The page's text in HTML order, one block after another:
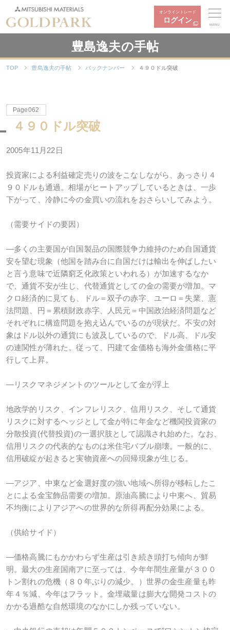
オンライントレード
ログイン
MENU
豊島逸夫の手帖
TOP 豊島逸夫の手帖 バックナンバー ４９０ドル突破
Page062
４９０ドル突破
2005年11月22日
投資家による利益確定売りの波をこなしながら、あっさり４
９０ドルも通過。相場がヒートアップしているときは、一歩
下がって、冷静に今の金買いの流れをおさらいしてみよう。
（需要サイドの要因）
―多くの主要国が自国製品の国際競争力維持のため自国通貨
安を望む現象（他国を踏み台に自国だけは輸出を伸ばしたい
と言う意味で近隣窮乏化政策といわれる）が加速するなか
で、通貨不安が生じ、代替通貨としての金の需要が増加。マ
クロ経済的に見ても、ドル＝双子の赤字、ユーロ＝失業、憲
法問題、円＝累積財政赤字、人民元＝中国政治経済問題など
それぞれに構造問題を抱え込んでいるのが現状だ。不安の対
象はドル以外の通貨にも波及しているので、ドル高、ドル安
の連関性が薄れた。従って、円建て金価格も海外金価格に平
行して上昇。
―リスクマネジメントのツールとして金が浮上
地政学的リスク、インフレリスク、信用リスク、そして通貨
リスクに対するヘッジとして金が特に年金など機関投資家の
分散投資(代替投資)の一選択肢として認識され始めた。なお、
信用リスクの代表的なものは米住宅バブル崩壊。一般的に、
信用破綻が起きると実物資産への回帰現象が生じる。
―アジア、中東など金選好度の強い地域へ所得が移転したこ
とによる金宝飾品需要の増加。原油高騰により中東へ、貿易
不均衡によりアジアへの世界的な所得再配分効果による。
（供給サイド）
―価格高騰にもかかわらず生産は引き続き頭打ち傾向が鮮
明。最大の生産国南アに至っては、今年年間生産量が３００
トン割れの危機（８０年ぶりの減少。）世界の金生産量も昨
年４％減、今年はフラット。金埋蔵量は膨大な開発コストの
かかる過酷な自然環境のなかにしか残っていない。